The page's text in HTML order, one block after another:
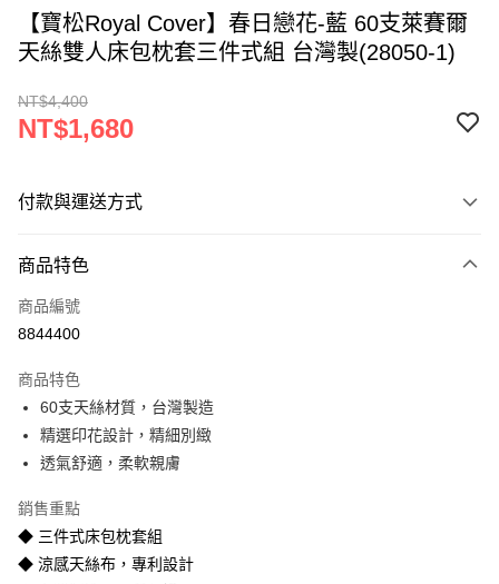
【寶松Royal Cover】春日戀花-藍 60支萊賽爾
天絲雙人床包枕套三件式組 台灣製(28050-1)
NT$4,400
NT$1,680
付款與運送方式
信用卡一次付款
LINE Pay
街口支付
悠遊付
全盈+PAY
AFTEE先享後付
商品特色
商品編號
8844400
商品特色
60支天絲材質，台灣製造
精選印花設計，精細別緻
透氣舒適，柔軟親膚
銷售重點
◆ 三件式床包枕套組
◆ 涼感天絲布，專利設計